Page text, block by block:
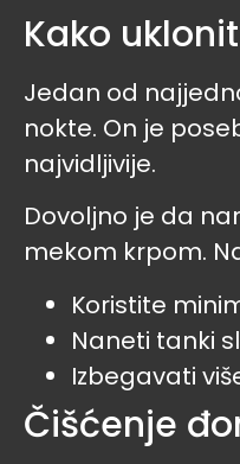
Kako
Jedan od
nokte. On je
najvidljivije.
Dovoljno je da
mekom krpom.
Koristite
Naneti tanki
Izbegavati
Čišćenje